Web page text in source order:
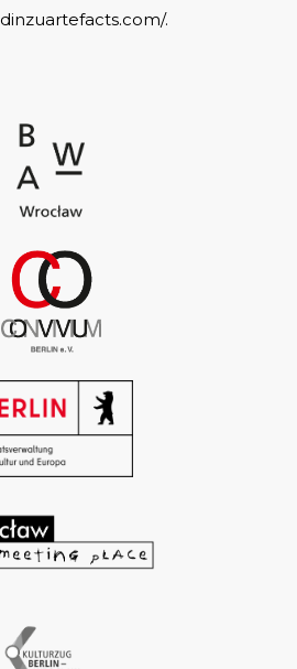
dinzuartefacts.com/.